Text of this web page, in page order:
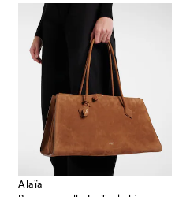
Alaïa